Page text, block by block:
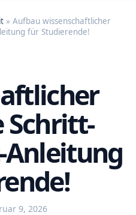
» Aufbau wissenschaftlicher
für Studierende!
Schritt-
9, 2026